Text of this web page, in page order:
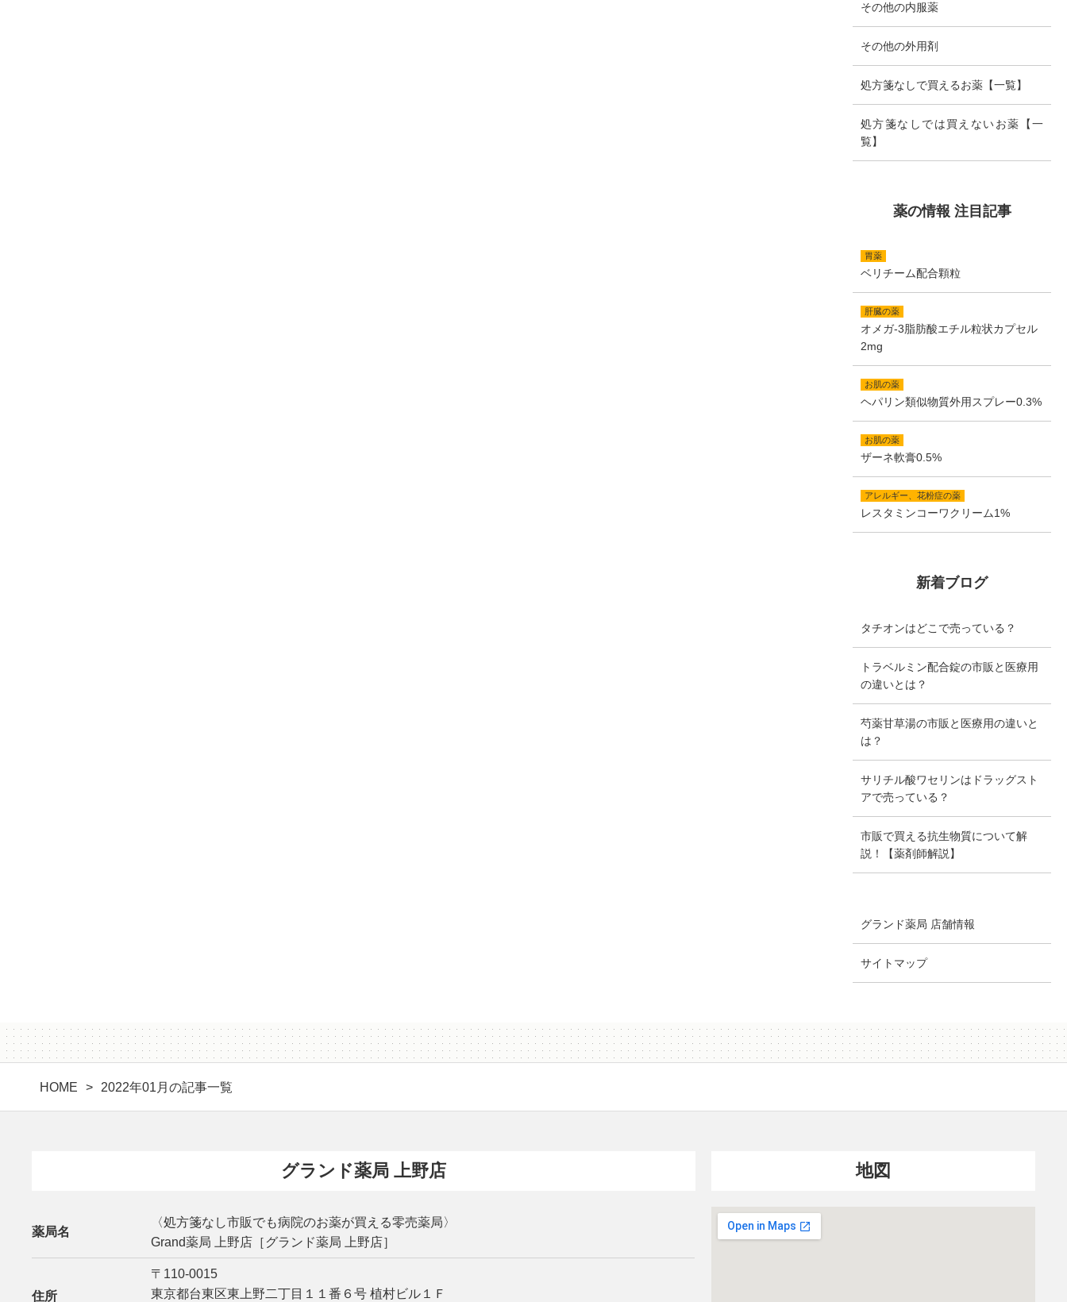
HOME 2022年01月の記事一覧
その他の内服薬
その他の外用剤
処方箋なしで買えるお薬【一覧】
処方箋なしでは買えないお薬【一
覧】
薬の情報 注目記事
胃薬
ベリチーム配合顆粒
肝臓の薬
オメガ-3脂肪酸エチル粒状カプセル
2mg
お肌の薬
ヘパリン類似物質外用スプレー0.3%
お肌の薬
ザーネ軟膏0.5%
アレルギー、花粉症の薬
レスタミンコーワクリーム1%
新着ブログ
タチオンはどこで売っている？
トラベルミン配合錠の市販と医療用
の違いとは？
芍薬甘草湯の市販と医療用の違いと
は？
サリチル酸ワセリンはドラッグスト
アで売っている？
市販で買える抗生物質について解
説！【薬剤師解説】
グランド薬局 店舗情報
サイトマップ
グランド薬局 上野店
薬局名
〈処方箋なし市販でも病院のお薬が買える零売薬局〉
Grand薬局 上野店［グランド薬局 上野店］
住所
〒110-0015
東京都台東区東上野二丁目１１番６号 植村ビル１Ｆ
地図